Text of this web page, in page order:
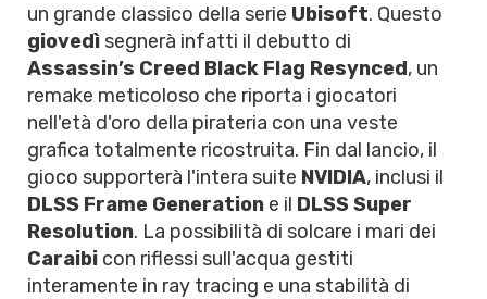
un grande classico della serie Ubisoft. Questo
giovedì segnerà infatti il debutto di
Assassin’s Creed Black Flag Resynced, un
remake meticoloso che riporta i giocatori
nell'età d'oro della pirateria con una veste
grafica totalmente ricostruita. Fin dal lancio, il
gioco supporterà l'intera suite NVIDIA, inclusi il
DLSS Frame Generation e il DLSS Super
Resolution. La possibilità di solcare i mari dei
Caraibi con riflessi sull'acqua gestiti
interamente in ray tracing e una stabilità di